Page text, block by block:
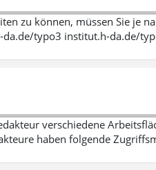
zu können, müssen Sie je
typo3 institut.h-da.de/
verschiedene
haben folgende